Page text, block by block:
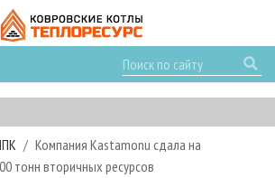
Компания Kastamonu сдала на
тонн вторичных ресурсов